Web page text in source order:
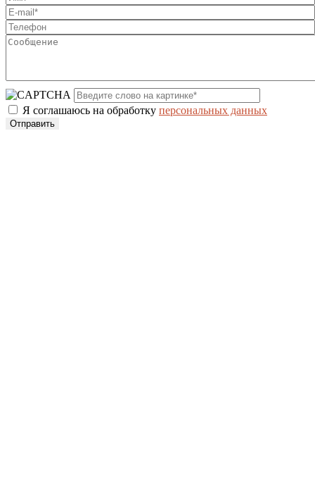
Я соглашаюсь на обработку персональных данных